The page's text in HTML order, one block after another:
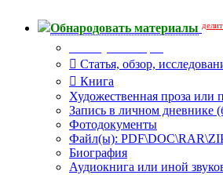
Обнародовать материалы
Статья, обзор,
Книга
Художественная проза или
Запись в личном дневнике
Фотодокументы
Файл(ы):
Биография
Аудиокнига или иной